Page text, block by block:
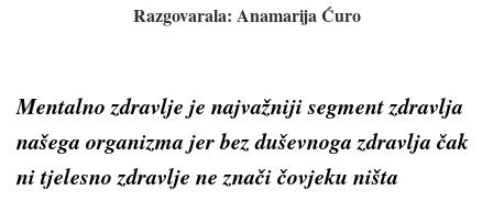
Razgovarala: Anamarija Ćuro
Mentalno zdravlje je najvažniji segment zdravlja
našega organizma jer bez duševnoga zdravlja čak
ni tjelesno zdravlje ne znači čovjeku ništa